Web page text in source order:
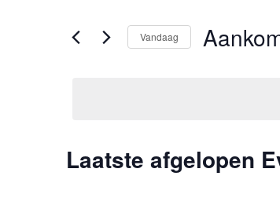
weergeven
in.
Vandaag
Laatste afgelopen